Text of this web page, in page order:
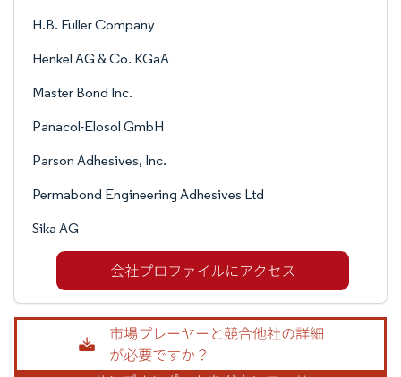
H.B. Fuller Company
Henkel AG & Co. KGaA
Master Bond Inc.
Panacol-Elosol GmbH
Parson Adhesives, Inc.
Permabond Engineering Adhesives Ltd
Sika AG